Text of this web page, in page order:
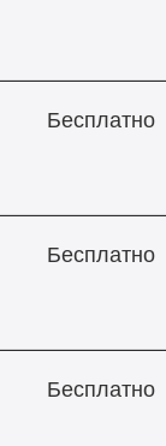
Бесплатно
Бесплатно
Бесплатно